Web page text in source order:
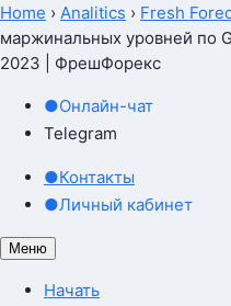
Home › Analitics › Fresh
маржинальных уровней по
2023 | ФрешФорекс
●Онлайн-чат
Telegram
●Контакты
●Личный кабинет
Меню
Начать